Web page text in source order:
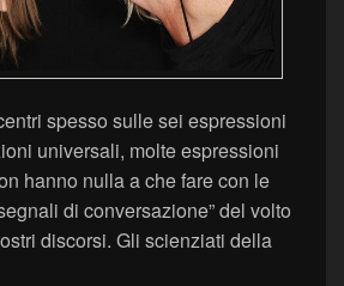
spesso sulle sei espressioni
universali, molte espressioni
hanno nulla a che fare con le
di conversazione” del volto
discorsi. Gli scienziati della
conversazione del volto